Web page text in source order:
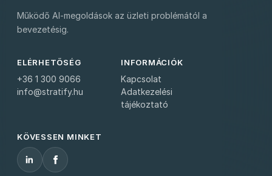
Működő AI-megoldások az üzleti problémától a
bevezetésig.
ELÉRHETŐSÉG
+36 1 300 9066
info@stratify.hu
INFORMÁCIÓK
Kapcsolat
Adatkezelési
tájékoztató
KÖVESSEN MINKET